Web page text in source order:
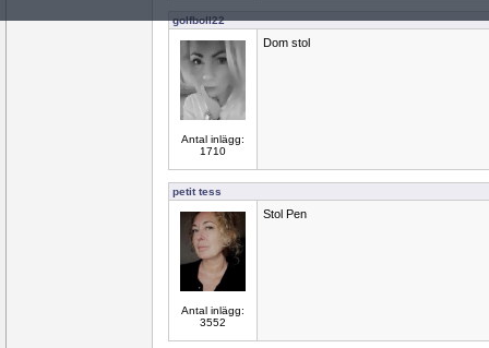
golfboll22
Antal inlägg:
1710
Dom stol
petit tess
Antal inlägg:
3552
Stol Pen